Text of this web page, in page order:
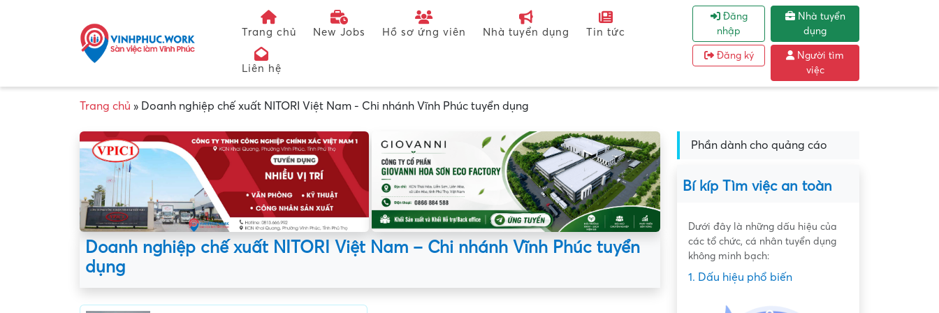
Trang chủ New Jobs Hồ sơ ứng viên Nhà tuyển dụng Tin tức
Liên hệ
Đăng
nhập
Đăng ký
Nhà tuyển
dụng
Người tìm
việc
Trang chủ » Doanh nghiệp chế xuất NITORI Việt Nam - Chi nhánh Vĩnh Phúc tuyển dụng
Doanh nghiệp chế xuất NITORI Việt Nam – Chi nhánh Vĩnh Phúc tuyển
dụng
Phần dành cho quảng cáo
Bí kíp Tìm việc an toàn
Dưới đây là những dấu hiệu của
các tổ chức, cá nhân tuyển dụng
không minh bạch:
1. Dấu hiệu phổ biến